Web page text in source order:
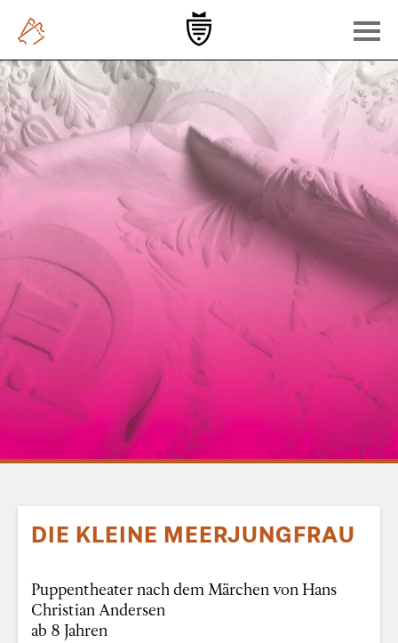
DIE KLEINE MEERJUNGFRAU
Puppentheater nach dem Märchen von Hans
Christian Andersen
ab 8 Jahren